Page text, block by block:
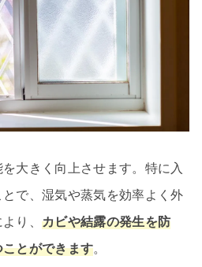
大きく向上させます。特に入
で、湿気や蒸気を効率よく外
り、 カビや結露の発生を防
とができます。